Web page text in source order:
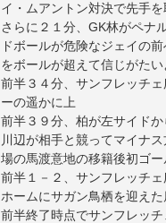
イ・ムアントン対決で先手を
さらに２１分、GK林がペナ
ドボールが危険なジェイの
をボールが超えて信じがたい
前半３４分、サンフレッチ
ーの遥かに上
前半３９分、柏が左サイド
川辺が相手と競ってマイナ
場の馬渡意地の移籍後初ゴー
前半１－２、サンフレッチ
ホームにサガン鳥栖を迎え
前半終了時点でサンフレッ